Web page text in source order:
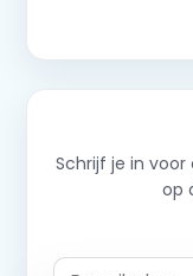
Schrijf je in voor
op